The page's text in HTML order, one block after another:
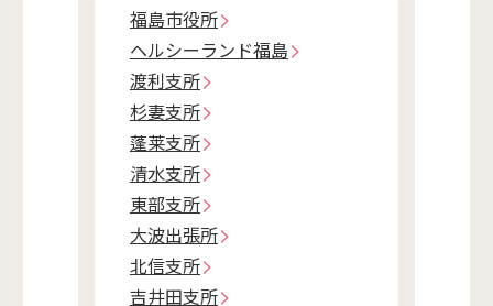
福島市役所
ヘルシーランド福島
渡利支所
杉妻支所
蓬莱支所
清水支所
東部支所
大波出張所
北信支所
吉井田支所